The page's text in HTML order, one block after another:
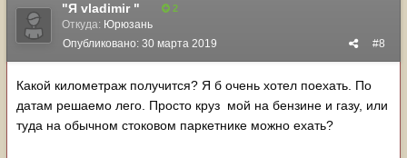
"Я vladimir " 2
Откуда: Юрюзань
#8
Опубликовано: 30 марта 2019
Какой километраж получится? Я б очень хотел поехать. По
датам решаемо лего. Просто круз мой на бензине и газу, или
туда на обычном стоковом паркетнике можно ехать?